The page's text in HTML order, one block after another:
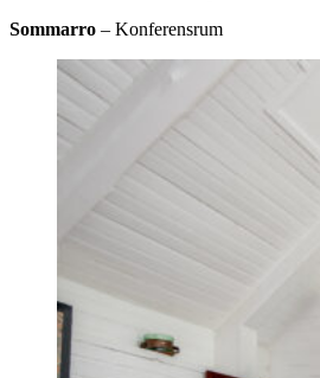
Sommarro – Konferensrum